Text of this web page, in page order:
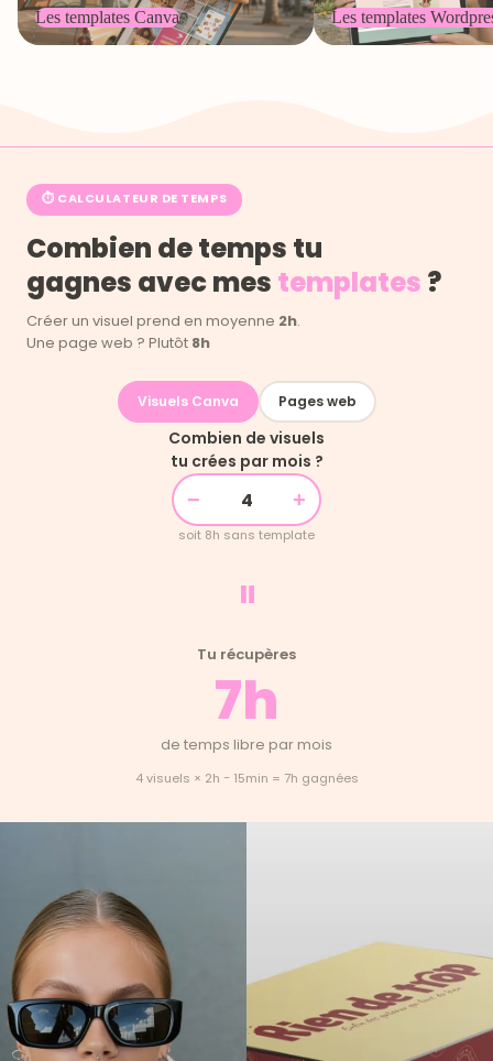
Les templates Canva Les templates
⏱ CALCULATEUR DE TEMPS
Combien de temps tu
gagnes avec mes templates ?
Créer un visuel prend en moyenne 2h.
Une page web ? Plutôt 8h
Visuels Canva Pages web
Combien de visuels
tu crées par mois ?
− +
soit 8h sans template
Tu récupères
7h
de temps libre par mois
4 visuels × 2h − 15min = 7h gagnées